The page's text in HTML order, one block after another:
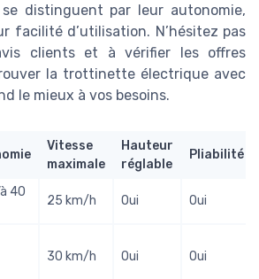
distinguent par leur autonomie,
facilité d’utilisation. N’hésitez pas
clients et à vérifier les offres
la trottinette électrique avec
le mieux à vos besoins.
Vitesse
maximale
Hauteur
réglable
Pliabilité
40
25 km/h Oui Oui
30 km/h Oui Oui